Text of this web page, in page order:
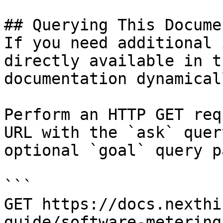
## Querying This
If you need
directly available in
documentation
Perform an HTTP GET
URL with the `ask`
optional `goal` query
```
GET https://